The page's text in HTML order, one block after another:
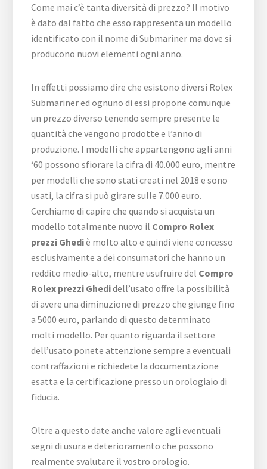
Come mai c’è tanta diversità di prezzo? Il motivo
è dato dal fatto che esso rappresenta un modello
identificato con il nome di Submariner ma dove si
producono nuovi elementi ogni anno.
In effetti possiamo dire che esistono diversi Rolex
Submariner ed ognuno di essi propone comunque
un prezzo diverso tenendo sempre presente le
quantità che vengono prodotte e l’anno di
produzione. I modelli che appartengono agli anni
‘60 possono sfiorare la cifra di 40.000 euro, mentre
per modelli che sono stati creati nel 2018 e sono
usati, la cifra si può girare sulle 7.000 euro.
Cerchiamo di capire che quando si acquista un
modello totalmente nuovo il Compro Rolex
prezzi Ghediè molto alto e quindi viene concesso
esclusivamente a dei consumatori che hanno un
reddito medio-alto, mentre usufruire del Compro
Rolex prezzi Ghedidell’usato offre la possibilità
di avere una diminuzione di prezzo che giunge fino
a 5000 euro, parlando di questo determinato
molti modello. Per quanto riguarda il settore
dell’usato ponete attenzione sempre a eventuali
contraffazioni e richiedete la documentazione
esatta e la certificazione presso un orologiaio di
fiducia.
Oltre a questo date anche valore agli eventuali
segni di usura e deterioramento che possono
realmente svalutare il vostro orologio.